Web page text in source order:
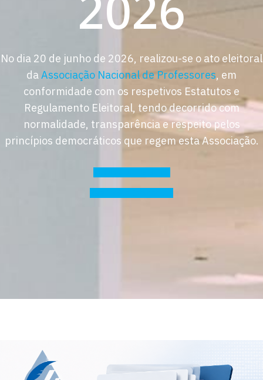
No dia 20 de junho de 2026, realizou-se o ato eleitoral
daAssociação Nacional de Professores, em
conformidade com os respetivos Estatutos e
Regulamento Eleitoral, tendo decorrido com
normalidade, transparência e respeito pelos
princípios democráticos que regem esta Associação.